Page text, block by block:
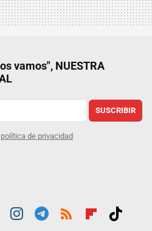
vamos", NUESTRA
SUSCRIBIR
política de privacidad